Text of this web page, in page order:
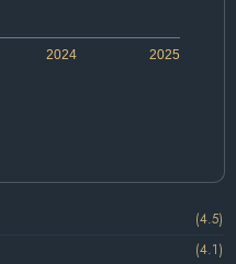
2024 2025
(4.5)
(4.1)